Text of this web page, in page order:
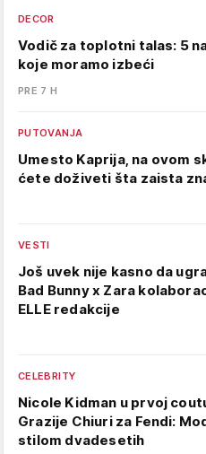
DECOR
Vodič za toplotni talas: 5
koje moramo izbeći
PRE 7 H
PUTOVANJA
Umesto Kaprija, na ovom
ćete doživeti šta zaista
VESTI
Još uvek nije kasno da
Bad Bunny x Zara
ELLE redakcije
CELEBRITY
Nicole Kidman u prvoj
Grazije Chiuri za Fendi:
stilom dvadesetih